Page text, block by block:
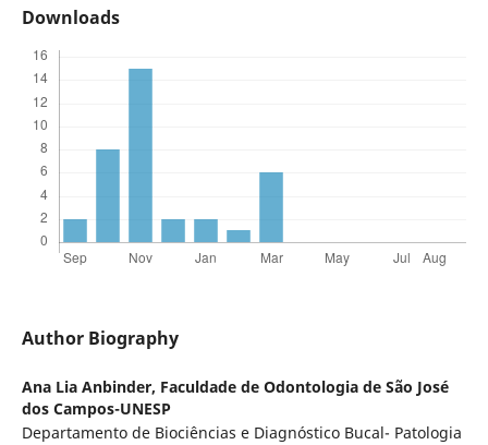
Downloads
Author Biography
Ana Lia Anbinder, Faculdade de Odontologia de São José
dos Campos-UNESP
Departamento de Biociências e Diagnóstico Bucal- Patologia